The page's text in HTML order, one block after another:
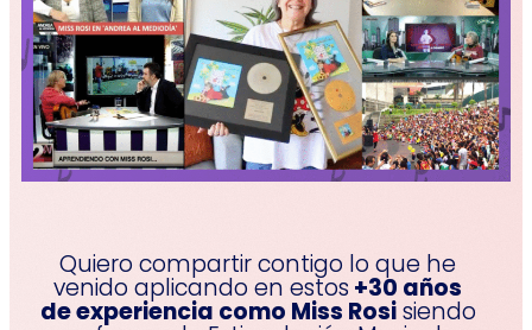
Quiero compartir contigo lo que he
venido aplicando en estos +30 años
de experiencia como Miss Rosisiendo